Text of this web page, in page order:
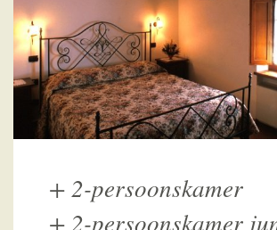
+ 2-persoonskamer
+ 2-persoonskamer